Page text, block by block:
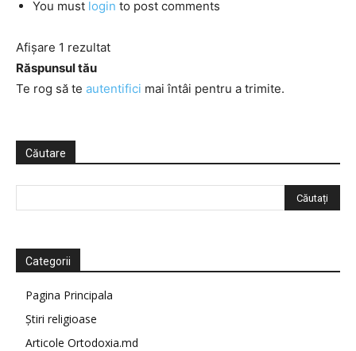
You must login to post comments
Afișare 1 rezultat
Răspunsul tău
Te rog să te autentifici mai întâi pentru a trimite.
Căutare
Categorii
Pagina Principala
Știri religioase
Articole Ortodoxia.md